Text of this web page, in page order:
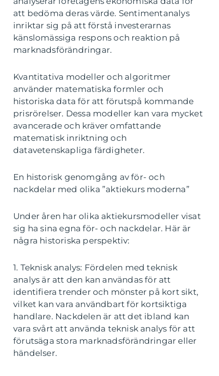
att bedöma deras värde. Sentimentanalys
inriktar sig på att förstå investerarnas
känslomässiga respons och reaktion på
marknadsförändringar.
Kvantitativa modeller och algoritmer
använder matematiska formler och
historiska data för att förutspå kommande
prisrörelser. Dessa modeller kan vara mycket
avancerade och kräver omfattande
matematisk inriktning och
datavetenskapliga färdigheter.
En historisk genomgång av för- och
nackdelar med olika ”aktiekurs moderna”
Under åren har olika aktiekursmodeller visat
sig ha sina egna för- och nackdelar. Här är
några historiska perspektiv:
1. Teknisk analys: Fördelen med teknisk
analys är att den kan användas för att
identifiera trender och mönster på kort sikt,
vilket kan vara användbart för kortsiktiga
handlare. Nackdelen är att det ibland kan
vara svårt att använda teknisk analys för att
förutsäga stora marknadsförändringar eller
händelser.